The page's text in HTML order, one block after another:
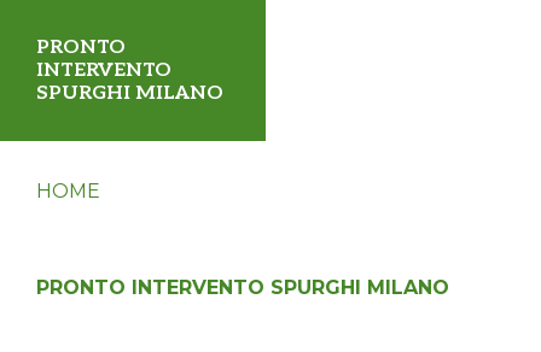
alla
navigazione
primaria
contenuto
principale
PRONTO
INTERVENTO
SPURGHI MILANO
Servizio
fognature,
HOME
PRONTO INTERVENTO SPURGHI MILANO